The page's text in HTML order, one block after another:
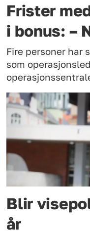
Frister
i bonus: –
Fire personer har
som
Blir
år